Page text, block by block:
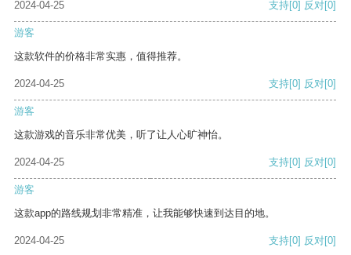
2024-04-25 支持[0] 反对[0]
游客
这款软件的价格非常实惠，值得推荐。
2024-04-25 支持[0] 反对[0]
游客
这款游戏的音乐非常优美，听了让人心旷神怡。
2024-04-25 支持[0] 反对[0]
游客
这款app的路线规划非常精准，让我能够快速到达目的地。
2024-04-25 支持[0] 反对[0]